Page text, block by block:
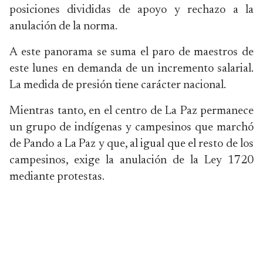
posiciones divididas de apoyo y rechazo a la
anulación de la norma.
A este panorama se suma el paro de maestros de
este lunes en demanda de un incremento salarial.
La medida de presión tiene carácter nacional.
Mientras tanto, en el centro de La Paz permanece
un grupo de indígenas y campesinos que marchó
de Pando a La Paz y que, al igual que el resto de los
campesinos, exige la anulación de la Ley 1720
mediante protestas.